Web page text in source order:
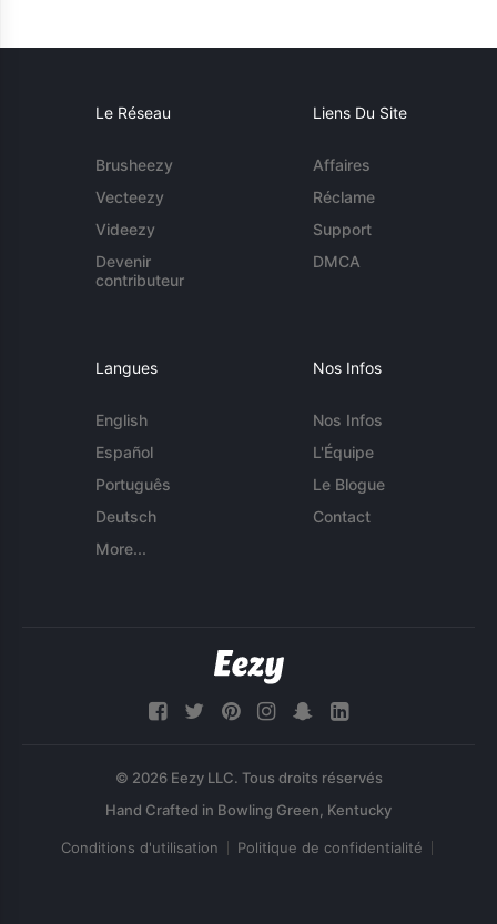
Le Réseau
Brusheezy
Vecteezy
Videezy
Devenir
contributeur
Liens Du Site
Affaires
Réclame
Support
DMCA
Langues
English
Español
Português
Deutsch
More...
Nos Infos
Nos Infos
L'Équipe
Le Blogue
Contact
© 2026 Eezy LLC. Tous droits réservés
Conditions d'utilisation Politique de confidentialité